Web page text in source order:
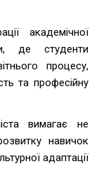
академічної
де студенти
процесу,
та професійну
вимагає не
навичок
адаптації